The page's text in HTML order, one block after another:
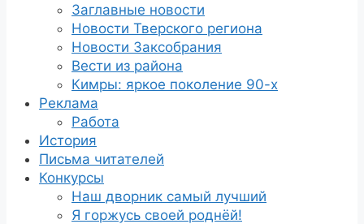
Заглавные новости
Новости Тверского региона
Новости Заксобрания
Вести из района
Кимры: яркое поколение 90-х
Реклама
Работа
История
Письма читателей
Конкурсы
Наш дворник самый лучший
Я горжусь своей роднёй!